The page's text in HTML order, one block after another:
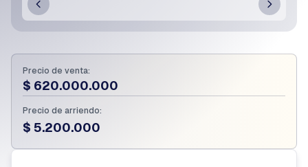
Precio de venta:
$ 620.000.000
Precio de arriendo:
$ 5.200.000